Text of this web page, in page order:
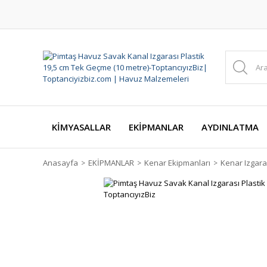
KİMYASALLAR EKİPMANLAR AYDINLATMA
Anasayfa EKİPMANLAR Kenar Ekipmanları Kenar